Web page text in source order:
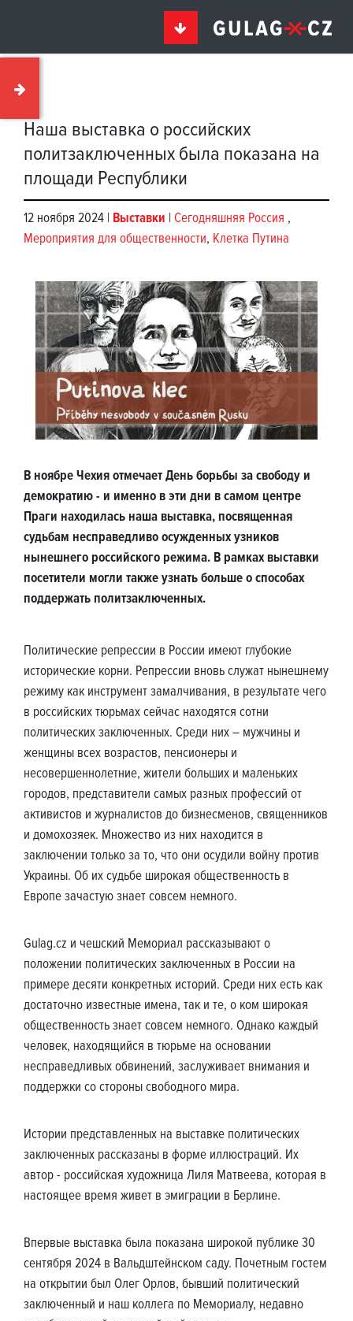
Наша выставка о российских
политзаключенных была показана на
площади Республики
12 ноября 2024 | Выставки | Сегодняшняя Россия ,
Мероприятия для общественности, Клетка Путина
В ноябре Чехия отмечает День борьбы за свободу и
демократию - и именно в эти дни в самом центре
Праги находилась наша выставка, посвященная
судьбам несправедливо осужденных узников
нынешнего российского режима. В рамках выставки
посетители могли также узнать больше о способах
поддержать политзаключенных.
Политические репрессии в России имеют глубокие
исторические корни. Репрессии вновь служат нынешнему
режиму как инструмент замалчивания, в результате чего
в российских тюрьмах сейчас находятся сотни
политических заключенных. Среди них – мужчины и
женщины всех возрастов, пенсионеры и
несовершеннолетние, жители больших и маленьких
городов, представители самых разных профессий от
активистов и журналистов до бизнесменов, священников
и домохозяек. Множество из них находится в
заключении только за то, что они осудили войну против
Украины. Об их судьбе широкая общественность в
Европе зачастую знает совсем немного.
Gulag.cz и чешский Мемориал рассказывают о
положении политических заключенных в России на
примере десяти конкретных историй. Среди них есть как
достаточно известные имена, так и те, о ком широкая
общественность знает совсем немного. Однако каждый
человек, находящийся в тюрьме на основании
несправедливых обвинений, заслуживает внимания и
поддержки со стороны свободного мира.
Истории представленных на выставке политических
заключенных рассказаны в форме иллюстраций. Их
автор - российская художница Лиля Матвеева, которая в
настоящее время живет в эмиграции в Берлине.
Впервые выставка была показана широкой публике 30
сентября 2024 в Вальдштейнском саду. Почетным гостем
на открытии был Олег Орлов, бывший политический
заключенный и наш коллега по Мемориалу, недавно